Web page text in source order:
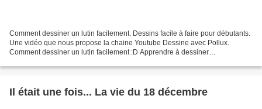
Comment dessiner un lutin facilement. Dessins facile à faire pour débutants.
Une vidéo que nous propose la chaine Youtube Dessine avec Pollux.
Comment dessiner un lutin facilement :D Apprendre à dessiner
Il était une fois... La vie du 18 décembre